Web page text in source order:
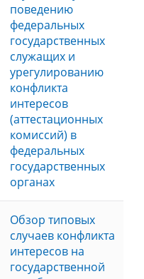
поведению
федеральных
государственных
служащих и
урегулированию
конфликта
интересов
(аттестационных
комисcий) в
федеральных
государственных
органах
Обзор типовых
случаев конфликта
интересов на
государственной